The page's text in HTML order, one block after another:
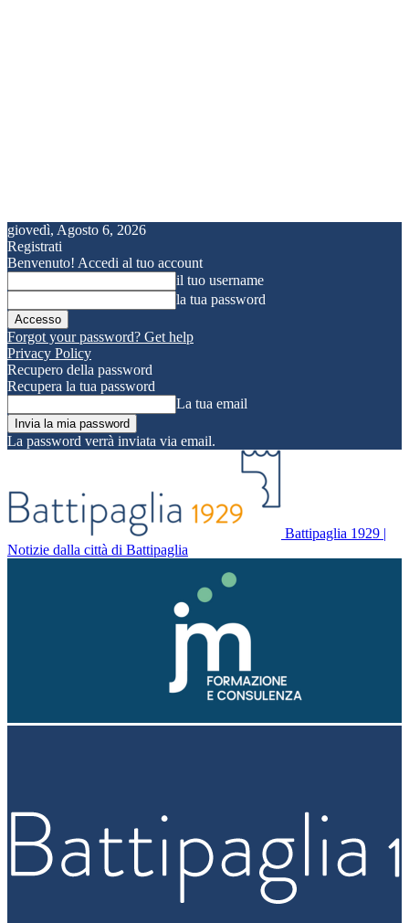
giovedì, Agosto 6, 2026
Registrati
Benvenuto! Accedi al tuo account
il tuo username
la tua password
Forgot your password? Get help
Privacy Policy
Recupero della password
Recupera la tua password
La tua email
La password verrà inviata via email.
Battipaglia 1929 |
Notizie dalla città di Battipaglia